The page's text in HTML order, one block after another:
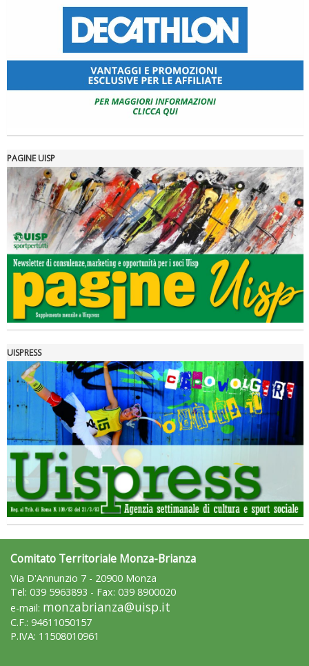
PAGINE UISP
UISPRESS
Comitato Territoriale Monza-Brianza
Via D'Annunzio 7 - 20900 Monza
Tel: 039 5963893 - Fax: 039 8900020
e-mail: monzabrianza@uisp.it
C.F.: 94611050157
P.IVA: 11508010961